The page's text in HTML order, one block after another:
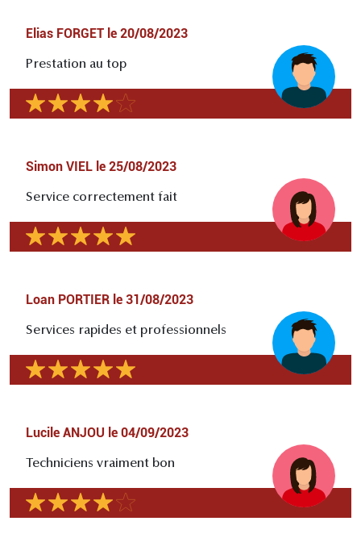
Elias FORGET le 20/08/2023
Prestation au top
Simon VIEL le 25/08/2023
Service correctement fait
Loan PORTIER le 31/08/2023
Services rapides et professionnels
Lucile ANJOU le 04/09/2023
Techniciens vraiment bon